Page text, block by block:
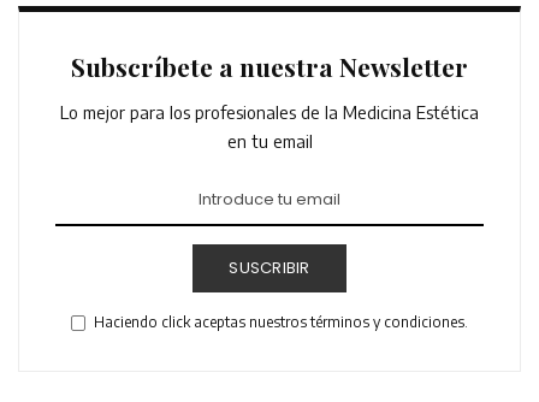
Subscríbete a nuestra Newsletter
Lo mejor para los profesionales de la Medicina Estética
en tu email
SUSCRIBIR
Haciendo click aceptas nuestros términos y condiciones.